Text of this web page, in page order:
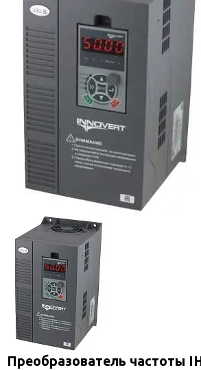
Преобразователь частоты